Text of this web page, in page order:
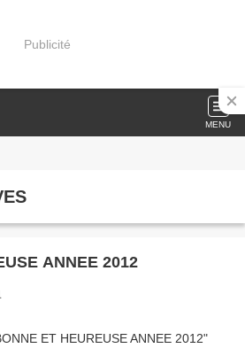
Publicité
MENU
ANNEE 2012